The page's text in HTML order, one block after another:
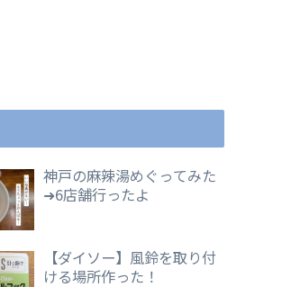
神戸の麻辣湯めぐってみた
➜6店舗行ったよ
【ダイソー】風鈴を取り付
ける場所作った！